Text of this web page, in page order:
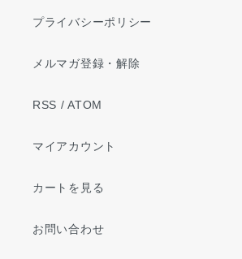
プライバシーポリシー
メルマガ登録・解除
RSS /ATOM
マイアカウント
カートを見る
お問い合わせ